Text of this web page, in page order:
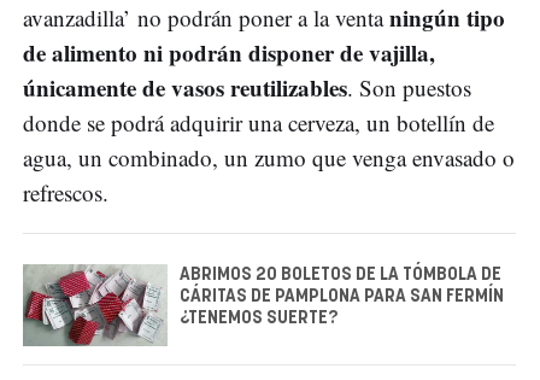
avanzadilla’ no podrán poner a la ventaningún tipo
de alimento ni podrán disponer de vajilla,
únicamente de vasos reutilizables. Son puestos
donde se podrá adquirir una cerveza, un botellín de
agua, un combinado, un zumo que venga envasado o
refrescos.
ABRIMOS 20 BOLETOS DE LA TÓMBOLA DE
CÁRITAS DE PAMPLONA PARA SAN FERMÍN
¿TENEMOS SUERTE?